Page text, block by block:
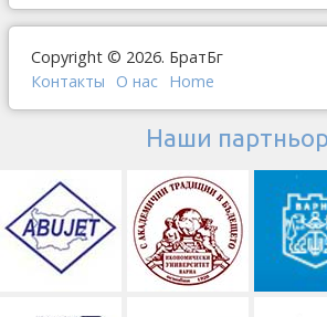
Copyright © 2026. БратБг
Контакты
О наc Home
Наши